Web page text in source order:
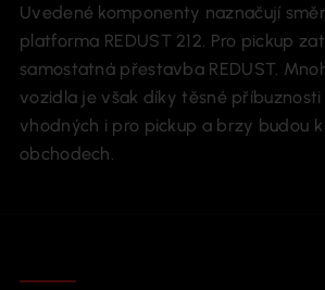
Uvedené komponenty naznačují
platforma REDUST 212. Pro pickup
samostatná přestavba REDUST.
vozidla je však díky těsné
vhodných i pro pickup a brzy budou
obchodech.